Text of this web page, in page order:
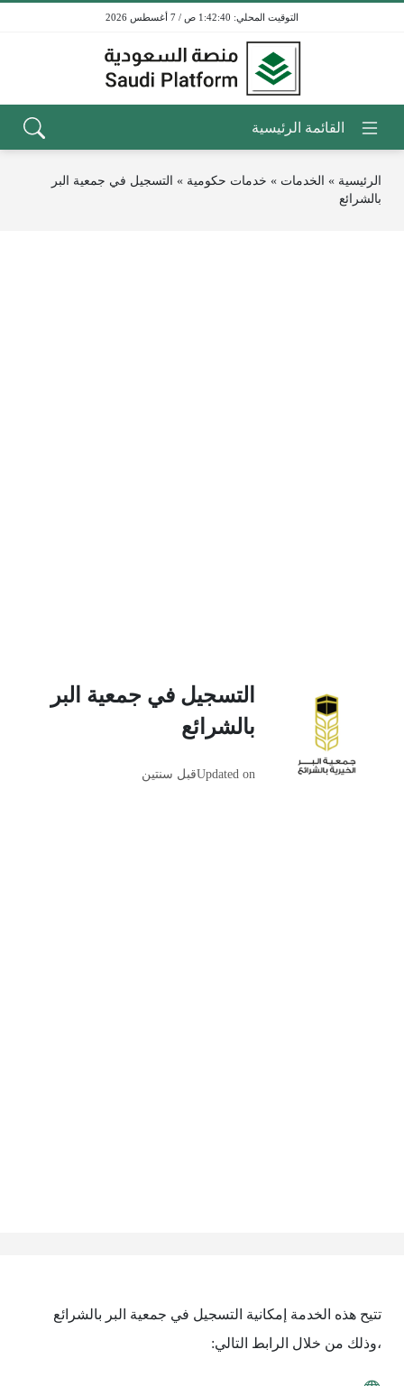
1:42:40 ص / 7 أغسطس 2026
الرئيسية » الخدمات » خدمات حكومية » التسجيل في جمعية البر
بالشرائع
التسجيل في جمعية البر
بالشرائع
Updated onقبل سنتين
تتيح هذه الخدمة إمكانية التسجيل في جمعية البر بالشرائع
،وذلك من خلال الرابط التالي: